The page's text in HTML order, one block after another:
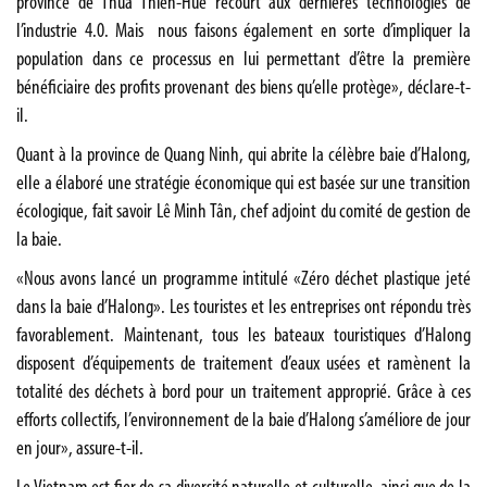
l’industrie 4.0. Mais nous faisons également en sorte d’impliquer la
population dans ce processus en lui permettant d’être la première
bénéficiaire des profits provenant des biens qu’elle protège», déclare-t-
il.
Quant à la province de Quang Ninh, qui abrite la célèbre baie d’Halong,
elle a élaboré une stratégie économique qui est basée sur une transition
écologique, fait savoir Lê Minh Tân, chef adjoint du comité de gestion de
la baie.
«Nous avons lancé un programme intitulé «Zéro déchet plastique jeté
dans la baie d’Halong». Les touristes et les entreprises ont répondu très
favorablement. Maintenant, tous les bateaux touristiques d’Halong
disposent d’équipements de traitement d’eaux usées et ramènent la
totalité des déchets à bord pour un traitement approprié. Grâce à ces
efforts collectifs, l’environnement de la baie d’Halong s’améliore de jour
en jour», assure-t-il.